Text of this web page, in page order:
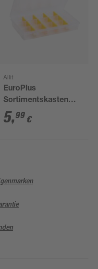
Allit
EuroPlus
Sortimentskasten
'Basic 29/3-12'
transparent 3-15
5,99 €